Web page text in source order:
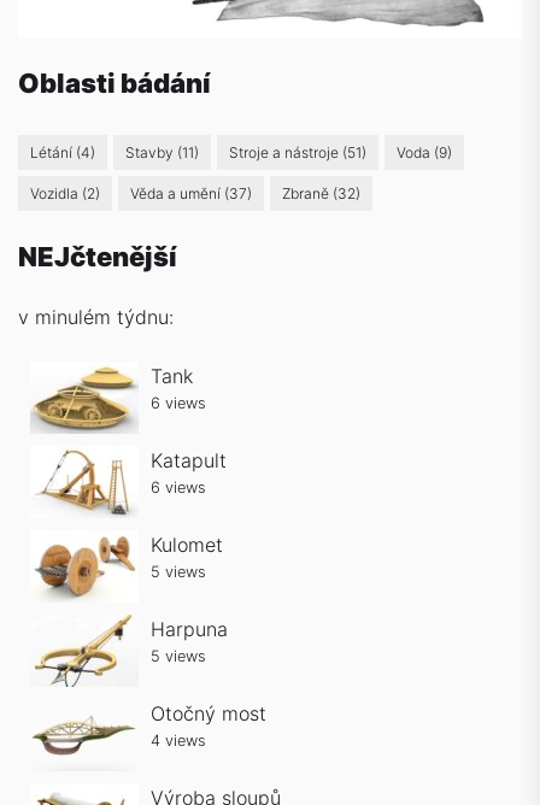
Oblasti bádání
Létání (4) Stavby (11) Stroje a nástroje (51) Voda (9)
Vozidla (2) Věda a umění (37) Zbraně (32)
NEJčtenější
v minulém týdnu:
Tank
6 views
Katapult
6 views
Kulomet
5 views
Harpuna
5 views
Otočný most
4 views
Výroba sloupů